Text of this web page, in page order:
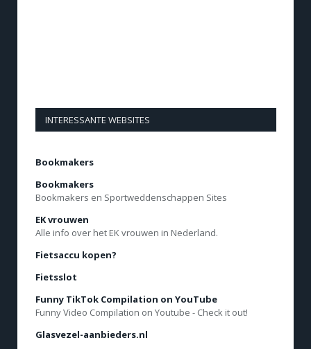
INTERESSANTE WEBSITES
Bookmakers
Bookmakers
Bookmakers en Sportweddenschappen Sites
EK vrouwen
Alle info over het EK vrouwen in Nederland.
Fietsaccu kopen?
Fietsslot
Funny TikTok Compilation on YouTube
Funny Video Compilation on Youtube - Check it out!
Glasvezel-aanbieders.nl